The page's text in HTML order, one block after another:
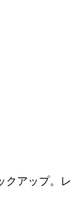
クアップ。レ